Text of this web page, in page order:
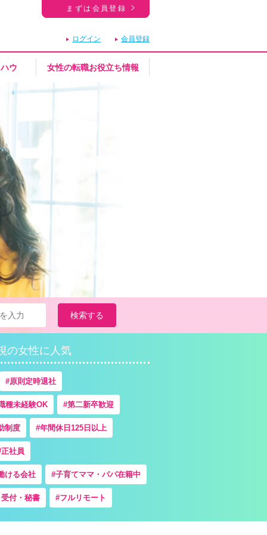
ログイン 会員登録
まずは会員登録
ウ 女性の転職お役立ち情報
検索する
の女性に人気
原則定時退社
種未経験OK 第二新卒歓迎
制度 年間休日125日以上
正社員
ける会社 子育てママ・パパ在籍中
付・秘書 フルリモート